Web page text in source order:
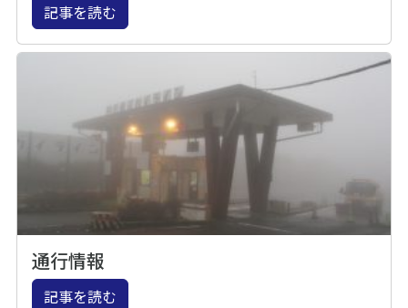
記事を読む
通行情報
記事を読む